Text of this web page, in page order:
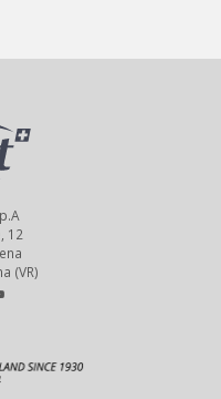
12
(VR)